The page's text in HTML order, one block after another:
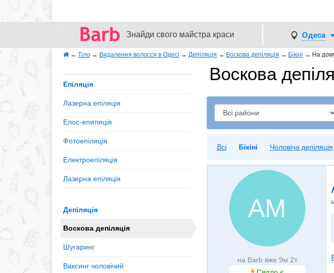
Знайди свого майстра краси Одеса
→ Тіло → Видалення волосся в Одесі → Депіляція → Воскова депіляція → Бікіні → На
Воскова
Всі Бікіні Чоловіча депіляція
Епіляція
Лазерна епіляція
Елос-епиляція
Фотоепіляція
Електроепіляція
Лазерна епіляція
Депіляція
Воскова депіляція
Шугаринг
Ваксинг чоловічий
АМ
на Barb вже 9м 2т